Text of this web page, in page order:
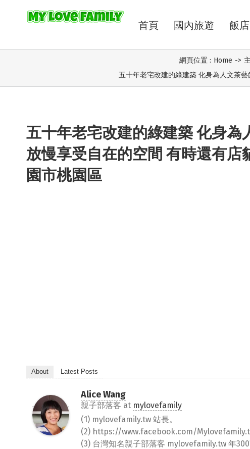
首頁 國內旅遊 飯
網頁位置 : Home ->
五十年老宅改建的綠建築 化身為人文茶
五十年老宅改建的綠建築 化身
放慢享受自在的空間 有時還有
園市桃園區
About Latest Posts
Alice Wang
親子部落客 at mylovefamily
(1) mylovefamily.tw 站長。
(2) https://www.facebook.com/
(3) 台灣知名親子部落客 mylovefamily.tw 年300